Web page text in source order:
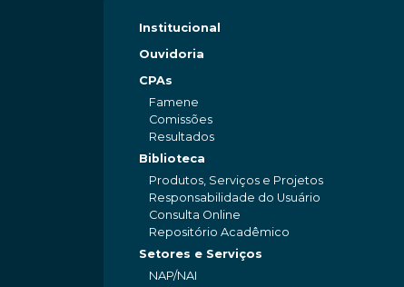
Institucional
Ouvidoria
CPAs
Famene
Comissões
Resultados
Biblioteca
Produtos, Serviços e Projetos
Responsabilidade do Usuário
Consulta Online
Repositório Acadêmico
Setores e Serviços
NAP/NAI